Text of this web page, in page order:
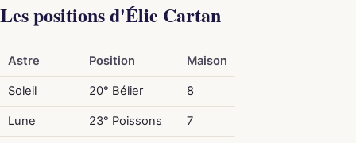
Les positions d'Élie Cartan
Astre Position Maison
Soleil 20° Bélier 8
Lune 23° Poissons 7